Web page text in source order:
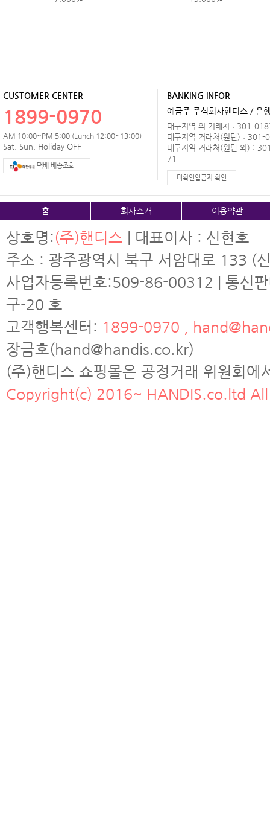
CUSTOMER CENTER
1899-0970
AM 10:00~PM 5:00 (Lunch 12:00~13:00)
Sat, Sun, Holiday OFF
택배 배송조회
BANKING INFOR
예금주 주식회사핸디스 / 은
대구지역 외 거래처 : 301-
대구지역 거래처(원단) :
대구지역 거래처(원단 외) :
71
미확인입금자 확인
홈 회사소개 이용약관
상호명:(주)핸디스 | 대표이사 : 신현호
주소 : 광주광역시 북구 서암대로 133 (
사업자등록번호:509-86-00312 | 통신
구-20 호
고객행복센터: 1899-0970 ,
장금호(hand@handis.co.kr)
(주)핸디스 쇼핑몰은 공정거래 위원회
Copyright(c) 2016~ HANDIS.co.ltd